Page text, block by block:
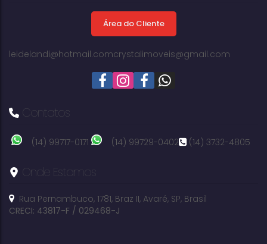
Área do Cliente
leidelandi@hotmail.comcrystalimoveis@gmail.com
Contatos
(14) 99717-0171 (14) 99729-0402 (14) 3732-4805
Onde Estamos
Rua Pernambuco, 1781, Braz II, Avaré, SP, Brasil
CRECI: 43817-F / 029468-J